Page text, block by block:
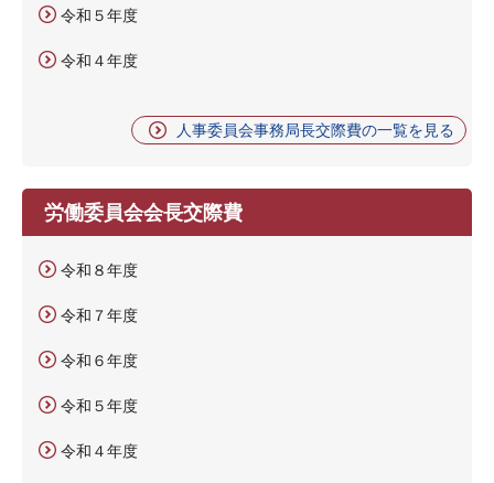
令和５年度
令和４年度
人事委員会事務局長交際費の一覧を見る
労働委員会会長交際費
令和８年度
令和７年度
令和６年度
令和５年度
令和４年度